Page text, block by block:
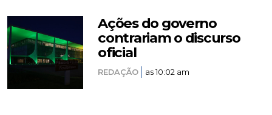
Ações do governo
contrariam o discurso
oficial
REDAÇÃO as 10:02 am